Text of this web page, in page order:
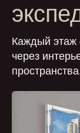
Каждый этаж
через